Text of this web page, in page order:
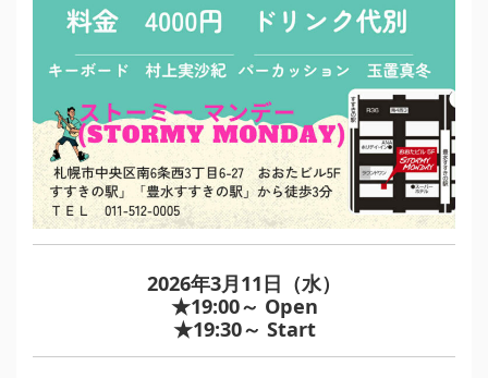
2026年3月11日（水）
★19:00～ Open
★19:30～ Start